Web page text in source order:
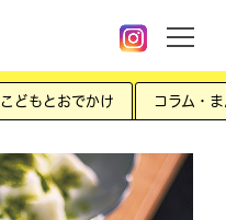
こどもとおでかけ コラム・